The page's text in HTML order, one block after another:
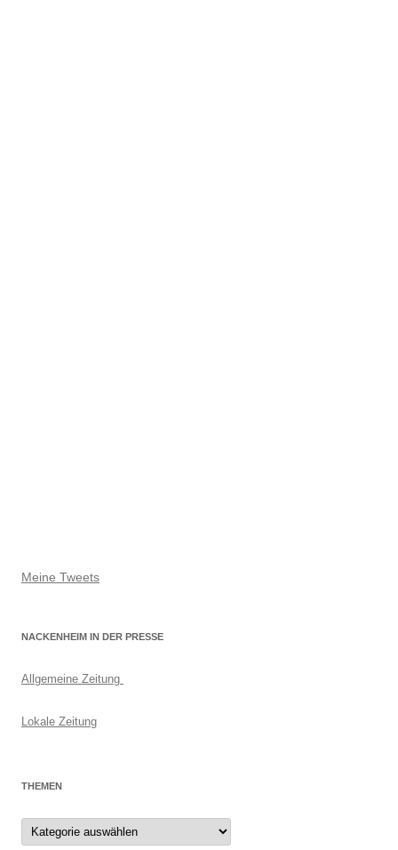
Meine Tweets
NACKENHEIM IN DER PRESSE
Allgemeine Zeitung
Lokale Zeitung
THEMEN
Themen